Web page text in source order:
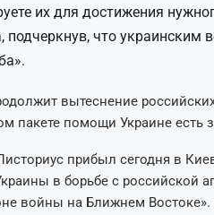
их для достижения
подчеркнув, что украинским
вытеснение
пакете помощи Украине есть
прибыл сегодня в
в борьбе с российской
войны на Ближнем Востоке».